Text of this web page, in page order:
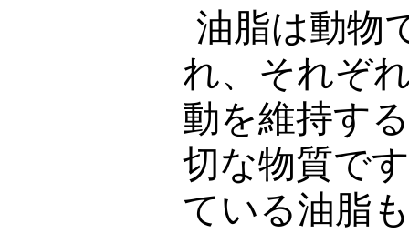
油脂は動物
れ、それぞ
動を維持す
切な物質で
ている油脂